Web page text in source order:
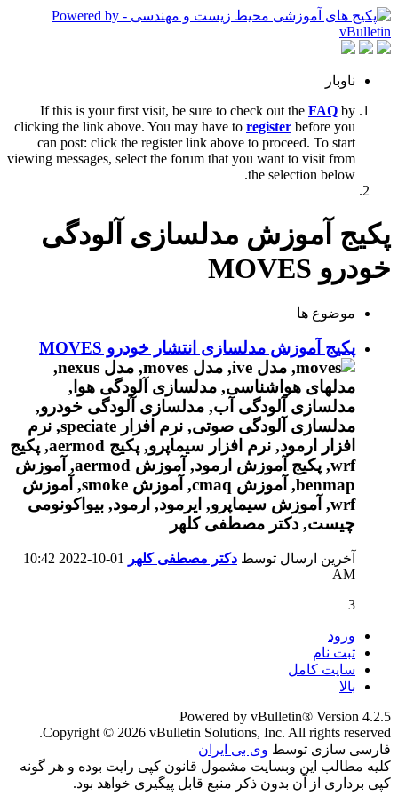
ناوبار
If this is your first visit, be sure to check out the FAQ by
clicking the link above. You may have to register before you
can post: click the register link above to proceed. To start
viewing messages, select the forum that you want to visit from
the selection below.
پکیج آموزش مدلسازی آلودگی
خودرو MOVES
موضوع ها
پکیج آموزش مدلسازی انتشار خودرو MOVES
آخرین ارسال توسط دکتر مصطفی کلهر
10:42
AM
3
ورود
ثبت نام
سایت کامل
بالا
Powered by vBulletin® Version 4.2.5
Copyright © 2026 vBulletin Solutions, Inc. All rights reserved.
فارسی سازی توسط وی بی ایران
کلیه مطالب این وبسایت مشمول قانون کپی رایت بوده و هر گونه
کپی برداری از آن بدون ذکر منبع قابل پیگیری خواهد بود.